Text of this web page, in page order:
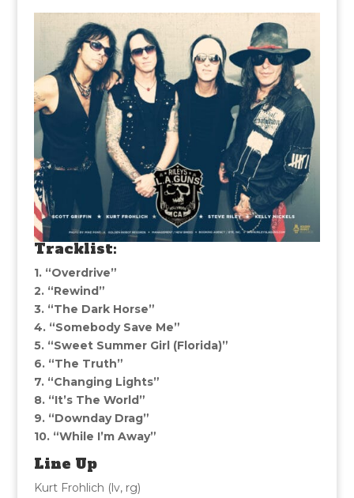
Tracklist:
1. “Overdrive”
2. “Rewind”
3. “The Dark Horse”
4. “Somebody Save Me”
5. “Sweet Summer Girl (Florida)”
6. “The Truth”
7. “Changing Lights”
8. “It’s The World”
9. “Downday Drag”
10. “While I’m Away”
Line Up
Kurt Frohlich (lv, rg)